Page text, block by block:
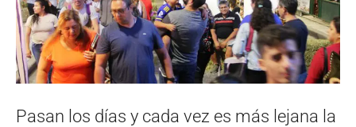
Pasan los días y cada vez es más lejana la